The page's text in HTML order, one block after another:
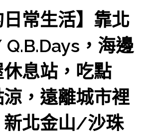
日常生活】靠北
，海邊
息站，吃點
，遠離城市裡
新北金山/沙珠